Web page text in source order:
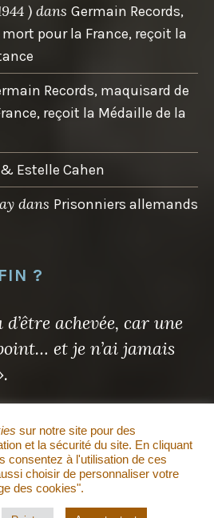
) dans Germain Records,
pour la France, reçoit la
Records, maquisard de
reçoit la Médaille de la
Estelle Cahen
dans Prisonniers allemands
?
achevée, car une
et je n’ai jamais
Exupéry
pour ce site…
sur notre site pour des
et la sécurité du site. En cliquant
consentez à l'utilisation de ces
choisir de personnaliser votre
des cookies".